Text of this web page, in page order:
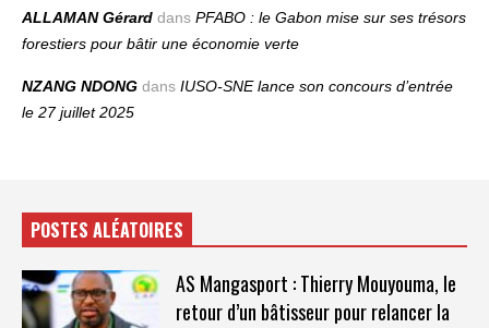
ALLAMAN Gérard dans PFABO : le Gabon mise sur ses trésors
forestiers pour bâtir une économie verte
NZANG NDONG dans IUSO‑SNE lance son concours d’entrée
le 27 juillet 2025
POSTES ALÉATOIRES
AS Mangasport : Thierry Mouyouma, le
retour d’un bâtisseur pour relancer la